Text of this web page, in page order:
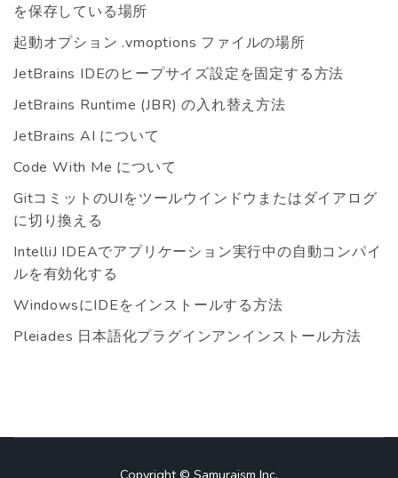
を保存している場所
起動オプション .vmoptions ファイルの場所
JetBrains IDEのヒープサイズ設定を固定する方法
JetBrains Runtime (JBR) の入れ替え方法
JetBrains AI について
Code With Me について
GitコミットのUIをツールウインドウまたはダイアログ
に切り換える
IntelliJ IDEAでアプリケーション実行中の自動コンパイ
ルを有効化する
WindowsにIDEをインストールする方法
Pleiades 日本語化プラグインアンインストール方法
Copyright © Samuraism Inc.